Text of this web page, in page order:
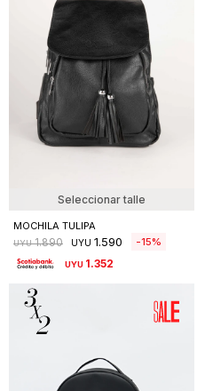
Seleccionar talle
MOCHILA TULIPA
UYU 1.890 UYU 1.590 15
UYU 1.352